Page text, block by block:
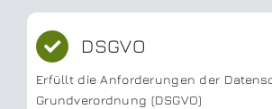
DSGVO
Erfüllt die Anforderungen der
Grundverordnung (DSGVO)